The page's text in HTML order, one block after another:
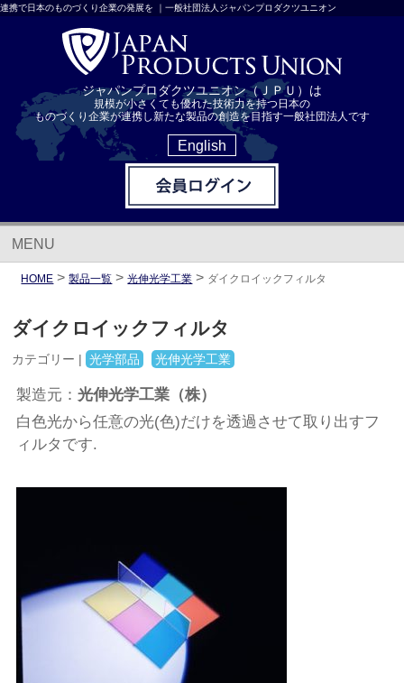
連携で日本のものづくり企業の発展を ｜一般社団法人ジャパンプロダクツユニオン
ジャパンプロダクツユニオン（ＪＰＵ）は
規模が小さくても優れた技術力を持つ日本の
ものづくり企業が連携し新たな製品の創造を目指す一般社団法人です
English
MENU
HOME >製品一覧 >光伸光学工業 > ダイクロイックフィルタ
ダイクロイックフィルタ
カテゴリー | 光学部品 光伸光学工業
製造元：光伸光学工業（株）
白色光から任意の光(色)だけを透過させて取り出すフ
ィルタです.